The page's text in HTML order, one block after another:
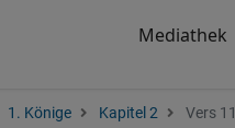
Mediathek
1. Könige Kapitel 2 Vers 11